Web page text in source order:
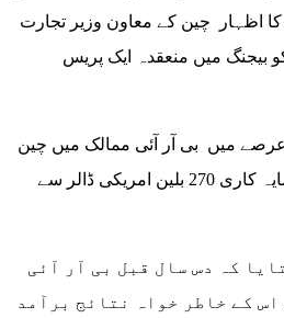
کا اظہار چین کے معاون وزیر تجارت
بیجنگ میں منعقدہ ایک پریس
میں بی آر آئی ممالک میں چین
کی مجموعی دو طرفہ سرمایہ کاری 270 بلین امریکی ڈالر سے
کہ دس سال قبل بی آر آئی
کے خاطر خواہ نتائج برآمد